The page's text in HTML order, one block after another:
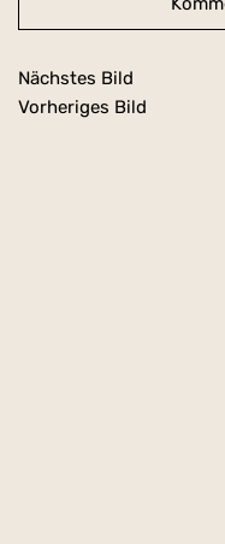
Nächstes Bild
Vorheriges Bild